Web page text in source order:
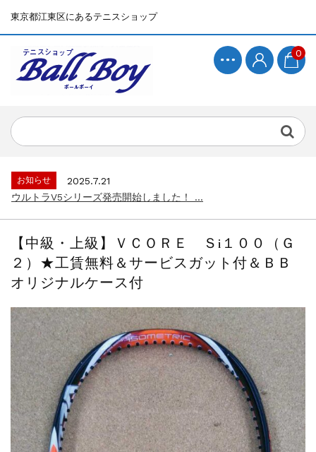
東京都江東区にあるテニスショップ
0
お知らせ
2025.7.15
お知らせ
2025.7.21
ウルトラV5シリーズ発売開始しました！ ...
お知らせ
2025.7.21
ウルトラV5シリーズ発売開始しました！ ...
お知らせ
2025.7.15
【中級・上級】ＶＣＯＲＥ Ｓi１００（Ｇ
２）★工賃無料＆サービスガット付＆ＢＢ
オリジナルケース付